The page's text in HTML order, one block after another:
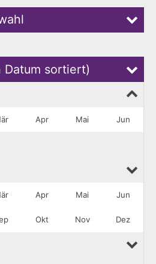
Datum sortiert)
Apr Mai Jun
Apr Mai Jun
Okt Nov Dez